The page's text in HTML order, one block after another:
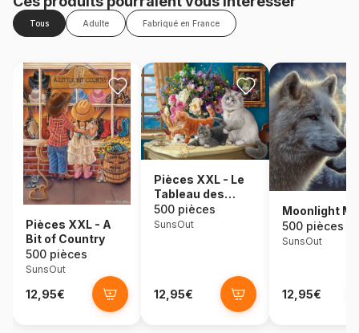
Tous Adulte Fabriqué en France
Pièces XXL - A
Bit of Country
500 pièces
SunsOut
12,95€
Pièces XXL - Le
Tableau des
Chatons
500 pièces
SunsOut
12,95€
Moonlight
500 pièces
SunsOut
12,95€